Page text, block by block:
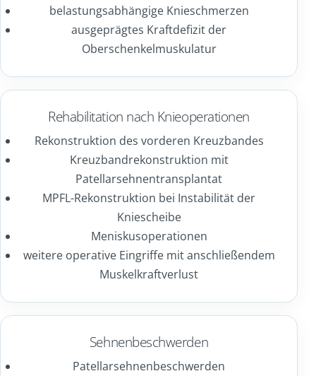
belastungsabhängige Knieschmerzen
ausgeprägtes Kraftdefizit der
Oberschenkelmuskulatur
Rehabilitation nach Knieoperationen
Rekonstruktion des vorderen Kreuzbandes
Kreuzbandrekonstruktion mit
Patellarsehnentransplantat
MPFL-Rekonstruktion bei Instabilität der
Kniescheibe
Meniskusoperationen
weitere operative Eingriffe mit anschließendem
Muskelkraftverlust
Sehnenbeschwerden
Patellarsehnenbeschwerden